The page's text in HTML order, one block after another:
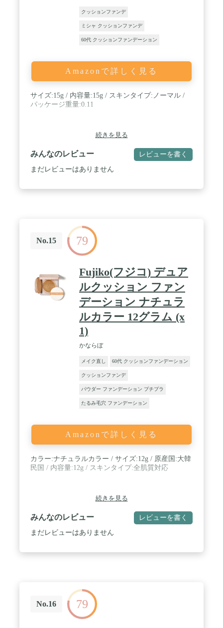
クッションファンデ
ミシャ クッションファンデ
60代 クッションファンデーション
Amazonで詳しく見る
サイズ:15g / 内容量:15g / スキンタイプ:ノーマル /
パッケージ重量:0.11
続きを見る
みんなのレビュー レビューを書く
まだレビューはありません
No.15 79
Fujiko(フジコ) デュア
ルクッション ファン
デーション ナチュラ
ルカラー 12グラム (x
1)
かならぼ
メイク直し 60代 クッションファンデーション
クッションファンデ
パウダー ファンデーション プチプラ
たるみ毛穴 ファンデーション
Amazonで詳しく見る
カラー:ナチュラルカラー / サイズ:12g / 原産国:大韓
民国 / 内容量:12g / スキンタイプ:全肌質対応
続きを見る
みんなのレビュー レビューを書く
まだレビューはありません
No.16 79